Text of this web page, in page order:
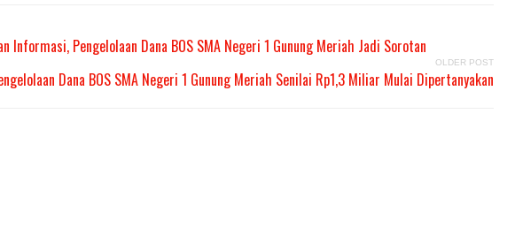
Informasi, Pengelolaan Dana BOS SMA Negeri 1 Gunung Meriah Jadi Sorotan
OLDER POST
Dana BOS SMA Negeri 1 Gunung Meriah Senilai Rp1,3 Miliar Mulai Dipertanyakan